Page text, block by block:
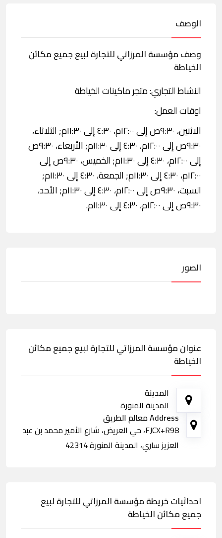
الوصف
وصف مؤسسة المرزاتي للتجارة لبيع جميع مكائن
الخياطة
النشاط التجاري: متجر ماكينات الخياطة
اوقات العمل:
الاثنين، ٩:٣٠ص إلى ١٢:٠٠م، ٤:٣٠ إلى ١١:٣٠م; الثلاثاء،
٩:٣٠ص إلى ١٢:٠٠م، ٤:٣٠ إلى ١١:٣٠م; الأربعاء، ٩:٣٠ص
إلى ١٢:٠٠م، ٤:٣٠ إلى ١١:٣٠م; الخميس، ٩:٣٠ص إلى
١٢:٠٠م، ٤:٣٠ إلى ١١:٣٠م; الجمعة، ٤:٣٠ إلى ١١:٣٠م;
السبت، ٩:٣٠ص إلى ١٢:٠٠م، ٤:٣٠ إلى ١١:٣٠م; الأحد،
٩:٣٠ص إلى ١٢:٠٠م، ٤:٣٠ إلى ١١:٣٠م.
الصور
عنوان مؤسسة المرزاتي للتجارة لبيع جميع مكائن
الخياطة
المدينة
المدينة المنورة
Address معالم الطريق
FJCX+R98، حي العريض، شارع الأمير محمد بن عبد
العزيز ساري، المدينة المنورة 42314
احداثيات خريطة مؤسسة المرزاتي للتجارة لبيع
جميع مكائن الخياطة